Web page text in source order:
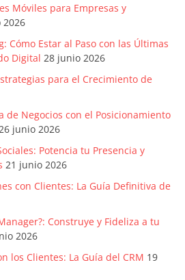
Móviles para Empresas y
2026
Cómo Estar al Paso con las Últimas
Digital 28 junio 2026
para el Crecimiento de
de Negocios con el Posicionamiento
26 junio 2026
Potencia tu Presencia y
21 junio 2026
con Clientes: La Guía Definitiva de
Construye y Fideliza a tu
2026
los Clientes: La Guía del CRM 19